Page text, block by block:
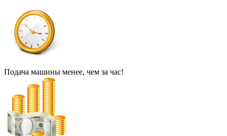
Подача машины менее, чем за час!